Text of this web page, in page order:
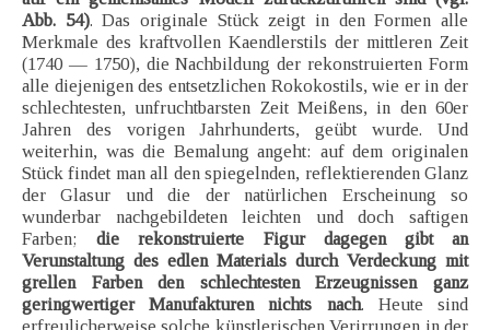
Abb. 54). Das originale Stück zeigt in den Formen alle
Merkmale des kraftvollen Kaendlerstils der mittleren Zeit
(1740 — 1750), die Nachbildung der rekonstruierten Form
alle diejenigen des entsetzlichen Rokokostils, wie er in der
schlechtesten, unfruchtbarsten Zeit Meißens, in den 60er
Jahren des vorigen Jahrhunderts, geübt wurde. Und
weiterhin, was die Bemalung angeht: auf dem originalen
Stück findet man all den spiegelnden, reflektierenden Glanz
der Glasur und die der natürlichen Erscheinung so
wunderbar nachgebildeten leichten und doch saftigen
Farben;die rekonstruierte Figur dagegen gibt an
Verunstaltung des edlen Materials durch Verdeckung mit
grellen Farben den schlechtesten Erzeugnissen ganz
geringwertiger Manufakturen nichts nach. Heute sind